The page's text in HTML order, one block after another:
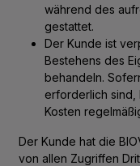
während des
gestattet.
Der Kunde ist
Bestehens des
behandeln.
erforderlich sind,
Kosten
Der Kunde hat die
von allen Zugriffen